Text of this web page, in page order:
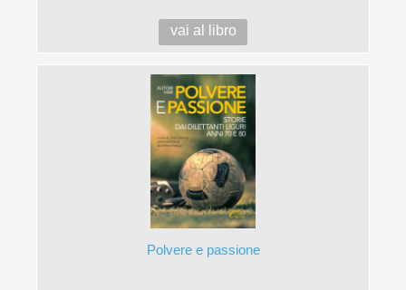
vai al libro
Polvere e passione